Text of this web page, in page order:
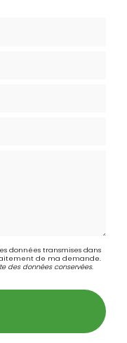
données transmises dans
de ma demande.
des données conservées.